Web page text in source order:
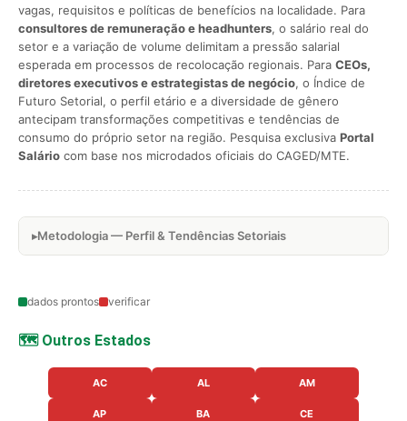
vagas, requisitos e políticas de benefícios na localidade. Para
consultores de remuneração e headhunters, o salário real do
setor e a variação de volume delimitam a pressão salarial
esperada em processos de recolocação regionais. Para CEOs,
diretores executivos e estrategistas de negócio, o Índice de
Futuro Setorial, o perfil etário e a diversidade de gênero
antecipam transformações competitivas e tendências de
consumo do próprio setor na região. Pesquisa exclusiva Portal
Salário com base nos microdados oficiais do CAGED/MTE.
Metodologia — Perfil & Tendências Setoriais
dados prontos verificar
🗺️ Outros Estados
AC AL AM
AP BA CE